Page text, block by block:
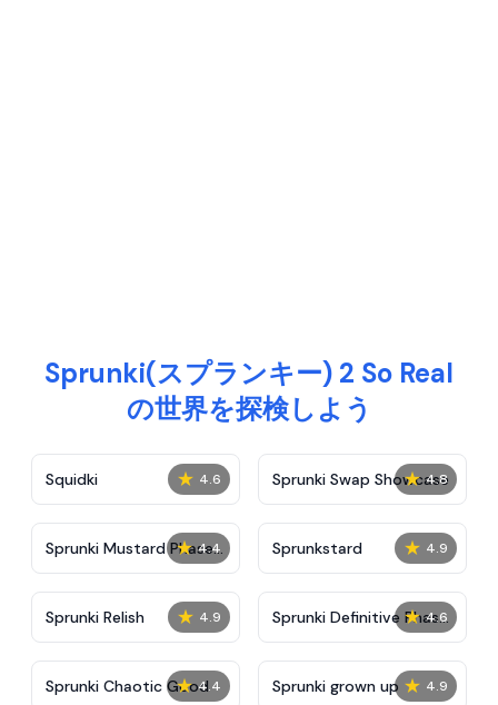
Sprunki(スプランキー) 2 So Real
の世界を探検しよう
★ 4.6
Squidki ★ 4.8
Sprunki Swap Showcase
★ 4.4
Sprunki Mustard Phase
2
★ 4.9
Sprunkstard
★ 4.9
Sprunki Relish ★ 4.6
Sprunki Definitive Phase
7
★ 4.4
Sprunki Chaotic Good ★ 4.9
Sprunki grown up